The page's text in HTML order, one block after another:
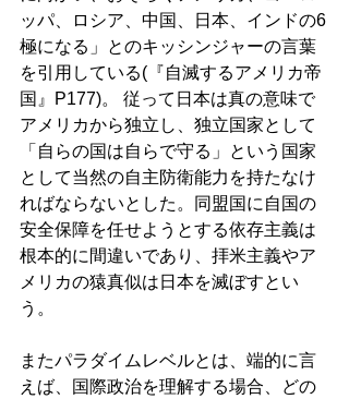
ッパ、ロシア、中国、日本、インドの6
極になる」とのキッシンジャーの言葉
を引用している(『自滅するアメリカ帝
国』P177)。 従って日本は真の意味で
アメリカから独立し、独立国家として
「自らの国は自らで守る」という国家
として当然の自主防衛能力を持たなけ
ればならないとした。同盟国に自国の
安全保障を任せようとする依存主義は
根本的に間違いであり、拝米主義やア
メリカの猿真似は日本を滅ぼすとい
う。
またパラダイムレベルとは、端的に言
えば、国際政治を理解する場合、どの